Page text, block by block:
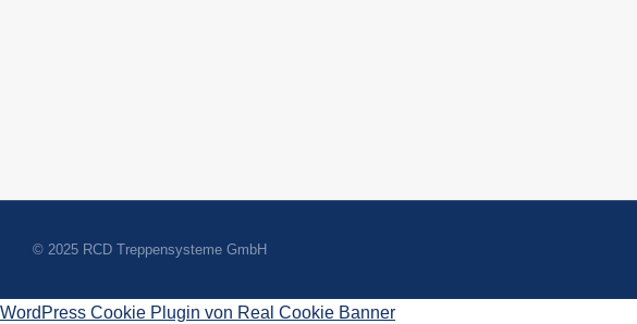
© 2025 RCD Treppensysteme GmbH
WordPress Cookie Plugin von Real Cookie Banner